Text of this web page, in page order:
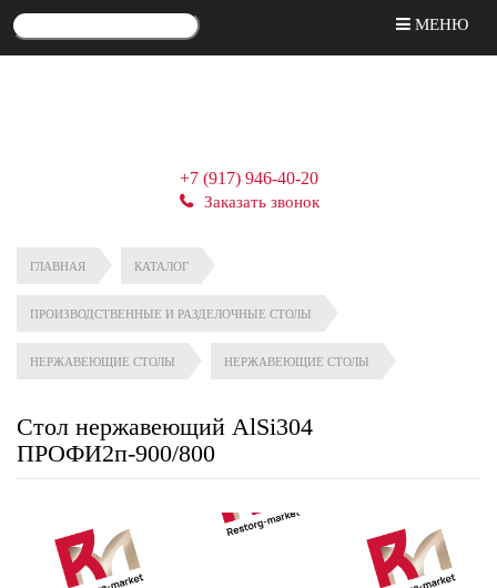
МЕНЮ
+7 (917) 946-40-20
Заказать звонок
ГЛАВНАЯ КАТАЛОГ
ПРОИЗВОДСТВЕННЫЕ И РАЗДЕЛОЧНЫЕ СТОЛЫ
НЕРЖАВЕЮЩИЕ СТОЛЫ НЕРЖАВЕЮЩИЕ СТОЛЫ
Стол нержавеющий AlSi304
ПРОФИ2п-900/800